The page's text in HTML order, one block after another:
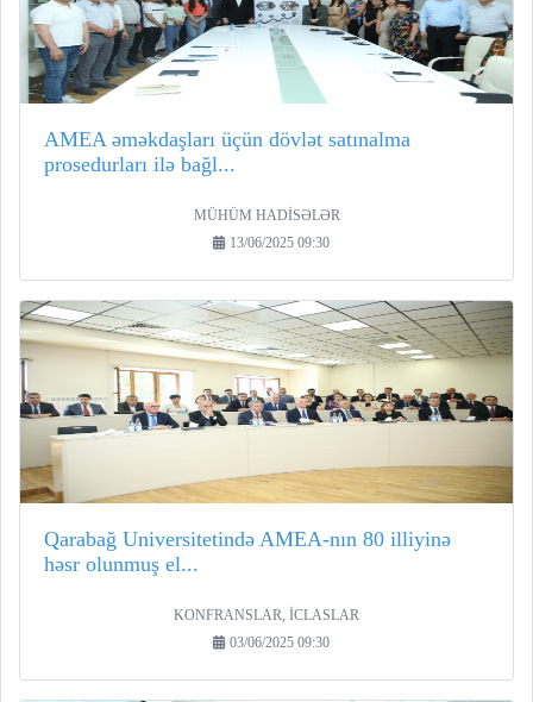
AMEA əməkdaşları üçün dövlət satınalma
prosedurları ilə bağl...
MÜHÜM HADİSƏLƏR
13/06/2025 09:30
Qarabağ Universitetində AMEA-nın 80 illiyinə
həsr olunmuş el...
KONFRANSLAR, İCLASLAR
03/06/2025 09:30